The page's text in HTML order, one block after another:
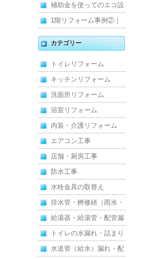
維持｜施工事例
みを解消！賃貸マンショ
ン防水工事
補助金を使ってのエコ設
備住宅リフォーム
1階リフォーム事例②｜
キッチン・床・収納を一
新し、扉新設で動線を整
えた全面改修
カテゴリー
トイレリフォーム
キッチンリフォーム
洗面所リフォーム
浴室リフォーム
内装・介護リフォーム
エアコン工事
店舗・厨房工事
防水工事
水栓金具の取替え
排水管・桝修繕（雨水・
汚水）
給湯器・給湯管・配管漏
れ
トイレの水漏れ・詰まり
水道管（給水）漏れ・配